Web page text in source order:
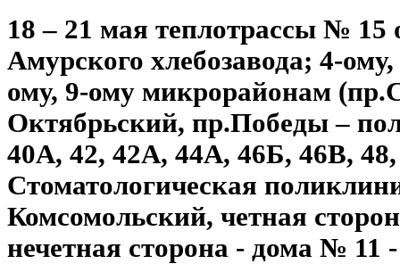
18 – 21 мая теплотрассы №
Амурского хлебозавода; 4-
ому, 9-ому микрорайонам
Октябрьский, пр.Победы –
40А, 42, 42А, 44А, 46Б, 46В,
Стоматологическая
Комсомольский, четная
нечетная сторона - дома № 11